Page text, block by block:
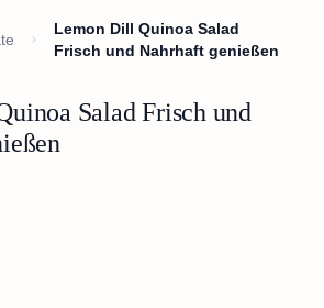
Lemon Dill Quinoa Salad
Frisch und Nahrhaft genießen
Salad Frisch und